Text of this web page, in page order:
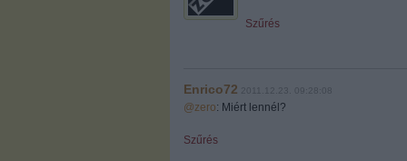
Szűrés
Enrico72 2011.12.23. 09:28:08
@zero: Miért lennél?
Szűrés